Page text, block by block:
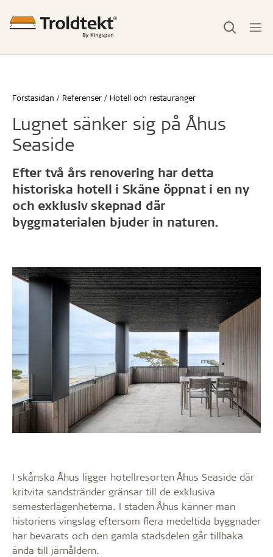
Förstasidan Referenser Hotell och restauranger
Lugnet sänker sig på Åhus
Seaside
Efter två års renovering har detta
historiska hotell i Skåne öppnat i en ny
och exklusiv skepnad där
byggmaterialen bjuder in naturen.
I skånska Åhus ligger hotellresorten Åhus Seaside där
kritvita sandstränder gränsar till de exklusiva
semesterlägenheterna. I staden Åhus känner man
historiens vingslag eftersom flera medeltida byggnader
har bevarats och den gamla stadsdelen går tillbaka
ända till järnåldern.